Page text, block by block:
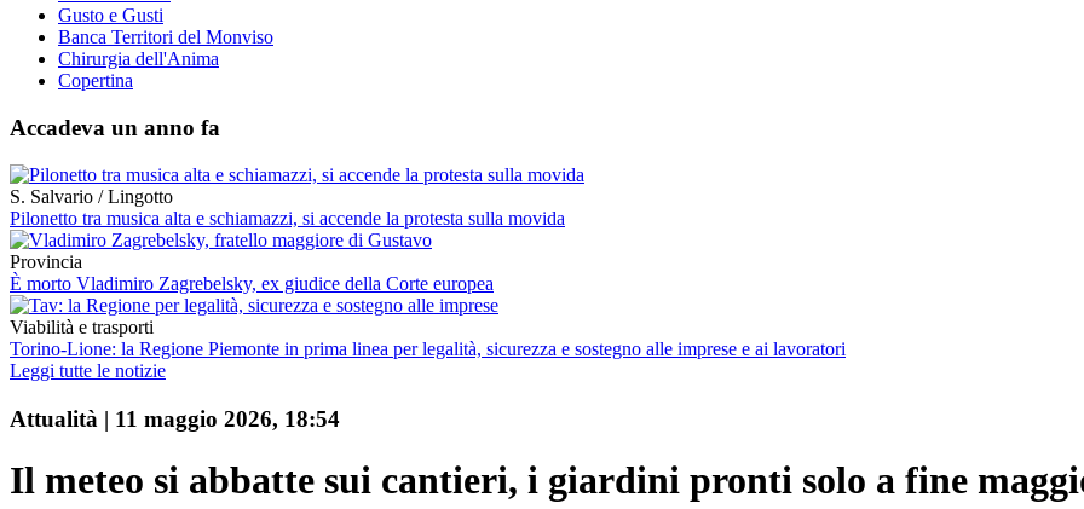
Gusto e Gusti
Banca Territori del Monviso
Chirurgia dell'Anima
Copertina
Accadeva un anno fa
S. Salvario / Lingotto
Pilonetto tra musica alta e schiamazzi, si accende la protesta sulla movida
Provincia
È morto Vladimiro Zagrebelsky, ex giudice della Corte europea
Viabilità e trasporti
Torino-Lione: la Regione Piemonte in prima linea per legalità, sicurezza e sostegno alle imprese e ai lavoratori
Leggi tutte le notizie
Attualità | 11 maggio 2026, 18:54
Il meteo si abbatte sui cantieri, i giardini pronti solo a fine